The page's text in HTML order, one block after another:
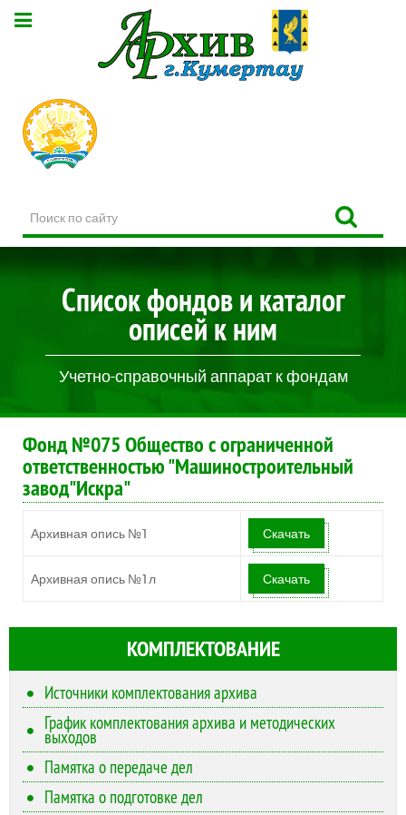
по
сайту
Список фондов и каталог
описей к ним
Учетно-справочный аппарат к фондам
Фонд №075 Общество с ограниченной
ответственностью "Машиностроительный
завод"Искра"
Архивная опись №1 Скачать
Архивная опись №1л Скачать
КОМПЛЕКТОВАНИЕ
Источники комплектования архива
График комплектования архива и методических
выходов
Памятка о передаче дел
Памятка о подготовке дел